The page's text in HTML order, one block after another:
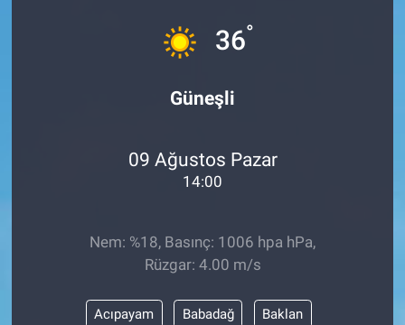
36°
Güneşli
09 Ağustos Pazar
14:00
Nem: %18, Basınç: 1006 hpa hPa,
Rüzgar: 4.00 m/s
Acıpayam Babadağ Baklan